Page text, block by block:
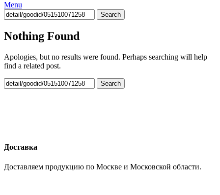
Menu
Search
Nothing Found
Apologies, but no results were found. Perhaps searching will help
find a related post.
Search
Доставка
Доставляем продукцию по Москве и Московской области.